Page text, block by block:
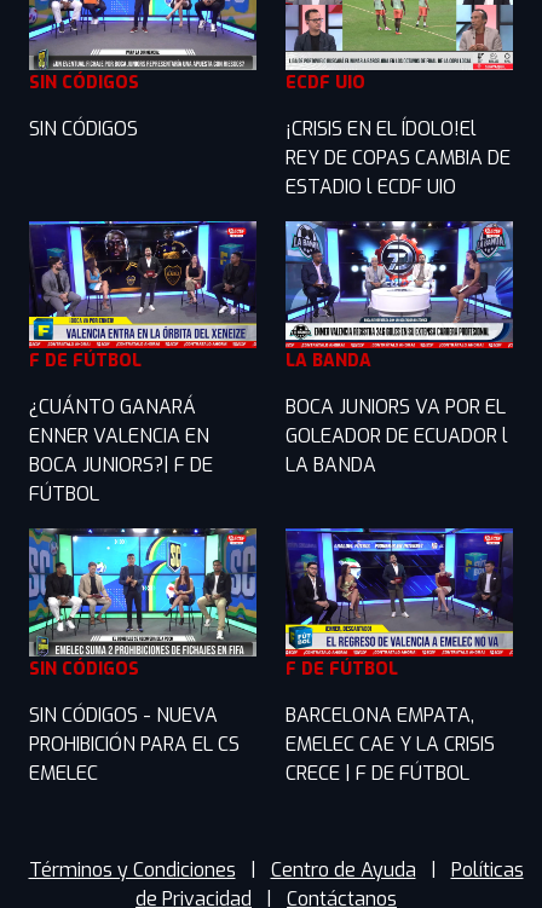
SIN CÓDIGOS
SIN CÓDIGOS
ECDF UIO
¡CRISIS EN EL ÍDOLO!El
REY DE COPAS CAMBIA DE
ESTADIO l ECDF UIO
F DE FÚTBOL
¿CUÁNTO GANARÁ
ENNER VALENCIA EN
BOCA JUNIORS?| F DE
FÚTBOL
LA BANDA
BOCA JUNIORS VA POR EL
GOLEADOR DE ECUADOR l
LA BANDA
SIN CÓDIGOS
SIN CÓDIGOS - NUEVA
PROHIBICIÓN PARA EL CS
EMELEC
F DE FÚTBOL
BARCELONA EMPATA,
EMELEC CAE Y LA CRISIS
CRECE | F DE FÚTBOL
Términos y Condiciones Centro de Ayuda
Políticas
de Privacidad
Contáctanos